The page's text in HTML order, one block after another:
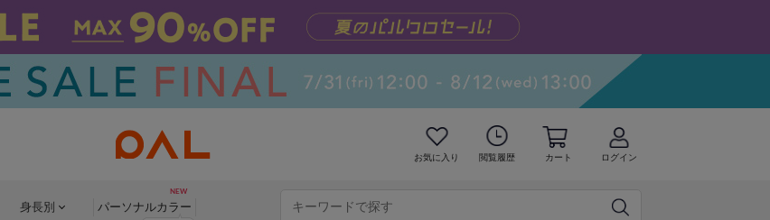
お気に入り 閲覧履歴 カート ログイン
身長別 パーソナルカラー